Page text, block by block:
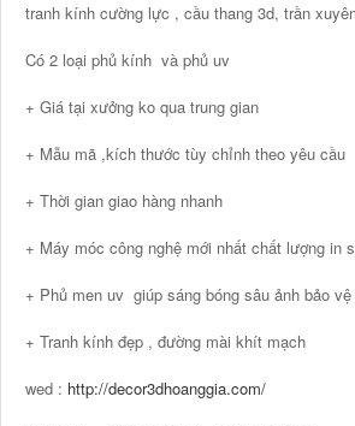
tranh kính cường lực , cầu thang 3d, trần
Có 2 loại phủ kính và phủ uv
+ Giá tại xưởng ko qua trung gian
+ Mẫu mã ,kích thước tùy chỉnh theo yêu cầu
+ Thời gian giao hàng nhanh
+ Máy móc công nghệ mới nhất chất lượng in
+ Phủ men uv giúp sáng bóng sâu ảnh bảo
+ Tranh kính đẹp , đường mài khít mạch
wed : http://decor3dhoanggia.com/